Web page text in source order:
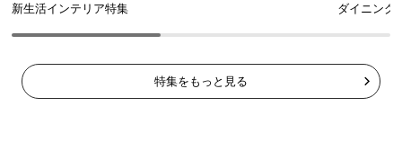
新生活インテリア特集 ダイニング
特集をもっと見る